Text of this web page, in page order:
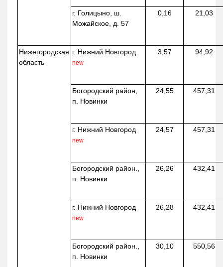
г. Голицыно, ш.
Можайское, д. 57
0,16 21,03
Нижегородская
область
г. Нижний Новгород
new
3,57 94,92
Богородский район,
п. Новинки
24,55 457,31
г. Нижний Новгород
new
24,57 457,31
Богородский район.,
п. Новинки
26,26 432,41
г. Нижний Новгород
new
26,28 432,41
Богородский район.,
п. Новинки
30,10 550,56